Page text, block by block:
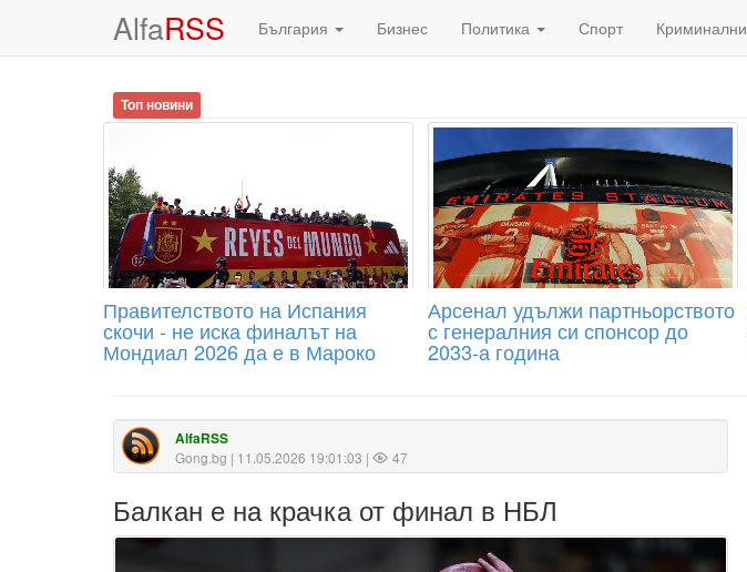
AlfaRSS България Бизнес Политика Спорт Криминални
Топ новини
Правителството на Испания
скочи - не иска финалът на
Мондиал 2026 да е в Мароко
Арсенал удължи партньорството
с генералния си спонсор до
2033-а година
AlfaRSS
Gong.bg | 11.05.2026 19:01:03 | 47
Балкан е на крачка от финал в НБЛ